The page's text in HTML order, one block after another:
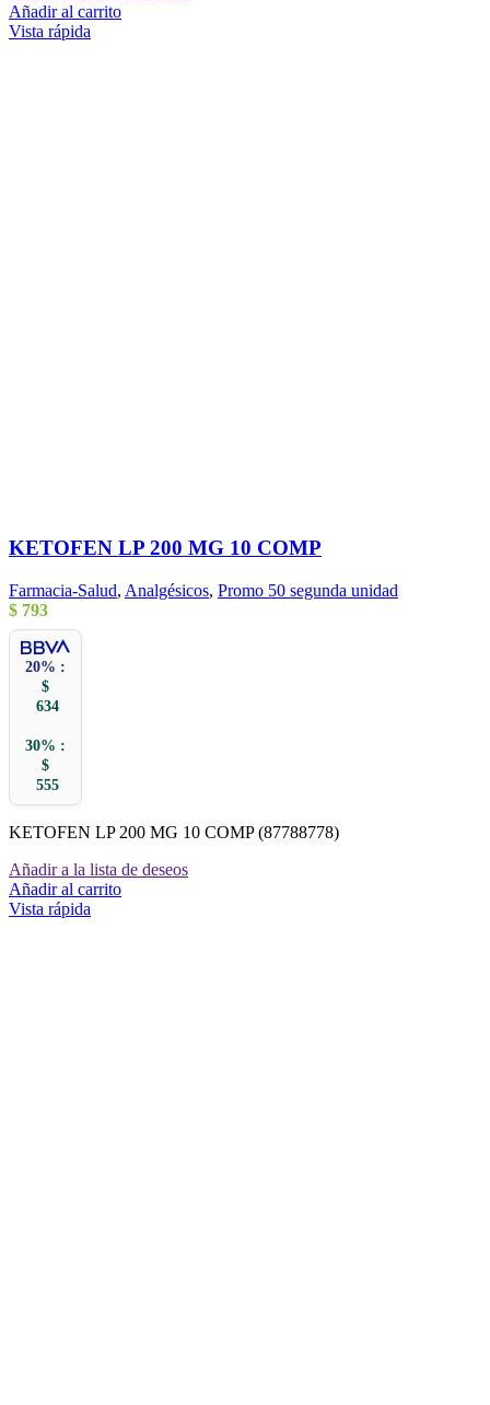
Añadir al carrito
Vista rápida
KETOFEN LP 200 MG 10 COMP
Farmacia-Salud, Analgésicos, Promo 50 segunda unidad
$ 793
20% :
$
634
30% :
$
555
KETOFEN LP 200 MG 10 COMP (87788778)
Añadir a la lista de deseos
Añadir al carrito
Vista rápida